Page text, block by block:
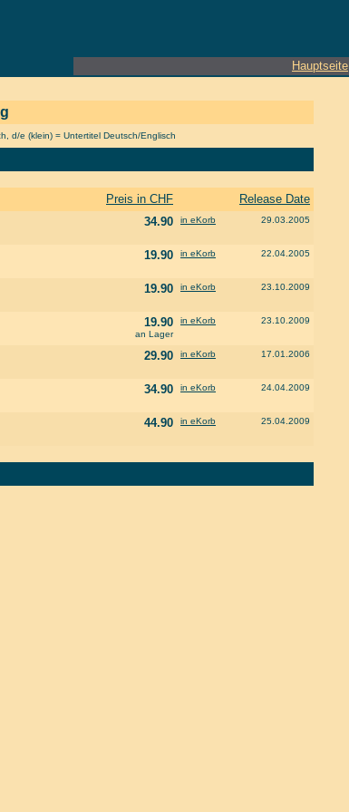
Hauptseite
d/e (klein) = Untertitel Deutsch/Englisch
Preis in CHF
Release Date
34.90 in eKorb 29.03.2005
19.90 in eKorb 22.04.2005
19.90 in eKorb 23.10.2009
19.90
an Lager
in eKorb 23.10.2009
29.90 in eKorb 17.01.2006
34.90 in eKorb 24.04.2009
44.90 in eKorb 25.04.2009